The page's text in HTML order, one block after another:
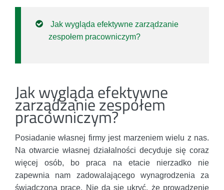
Jak wygląda efektywne zarządzanie
zespołem pracowniczym?
Jak wygląda efektywne
zarządzanie zespołem
pracowniczym?
Posiadanie własnej firmy jest marzeniem wielu z nas.
Na otwarcie własnej działalności decyduje się coraz
więcej osób, bo praca na etacie nierzadko nie
zapewnia nam zadowalającego wynagrodzenia za
świadczoną pracę. Nie da się ukryć, że prowadzenie